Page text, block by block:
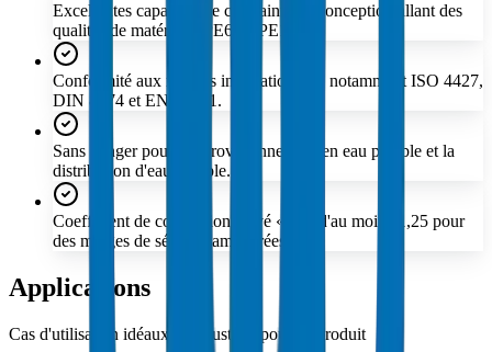
Excellentes capacités de contrainte de conception allant des
qualités de matériaux PE63 à PE100.
Conformité aux normes internationales, notamment ISO 4427,
DIN 8074 et EN 12201.
Sans danger pour l'approvisionnement en eau potable et la
distribution d'eau potable.
Coefficient de conception élevé « C » d'au moins 1,25 pour
des marges de sécurité améliorées.
Applications
Cas d'utilisation idéaux et industries pour ce produit